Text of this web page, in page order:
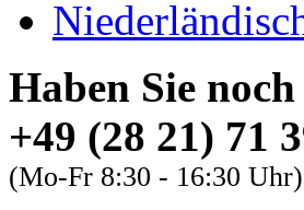
Haben Sie
+49 (28 21) 71
(Mo-Fr 8:30 - 16:30 Uhr)